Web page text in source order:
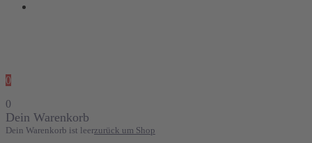
0
0
Dein Warenkorb
Dein Warenkorb ist leerzurück um Shop